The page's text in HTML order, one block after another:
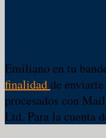
Emiliano en tu
finalidadde
procesados con
Ltd. Para la cuenta